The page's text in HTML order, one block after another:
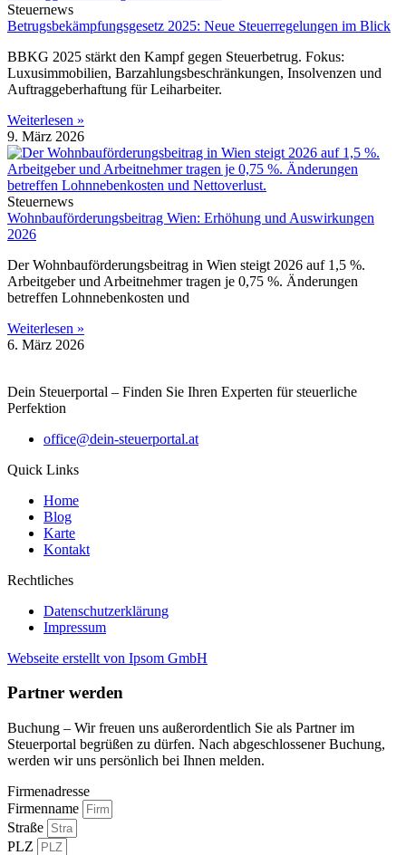
Steuernews
Betrugsbekämpfungsgesetz 2025: Neue Steuerregelungen im Blick
BBKG 2025 stärkt den Kampf gegen Steuerbetrug. Fokus:
Luxusimmobilien, Barzahlungsbeschränkungen, Insolvenzen und
Auftraggeberhaftung für Leiharbeiter.
Weiterlesen »
9. März 2026
Steuernews
Wohnbauförderungsbeitrag Wien: Erhöhung und Auswirkungen
2026
Der Wohnbauförderungsbeitrag in Wien steigt 2026 auf 1,5 %.
Arbeitgeber und Arbeitnehmer tragen je 0,75 %. Änderungen
betreffen Lohnnebenkosten und
Weiterlesen »
6. März 2026
Dein Steuerportal – Finden Sie Ihren Experten für steuerliche
Perfektion
office@dein-steuerportal.at
Quick Links
Home
Blog
Karte
Kontakt
Rechtliches
Datenschutzerklärung
Impressum
Webseite erstellt von Ipsom GmbH
Partner werden
Buchung – Wir freuen uns außerordentlich Sie als Partner im
Steuerportal begrüßen zu dürfen. Nach abgeschlossener Buchung,
werden wir uns persönlich bei Ihnen melden.
Firmenadresse
Firmenname
Straße
PLZ